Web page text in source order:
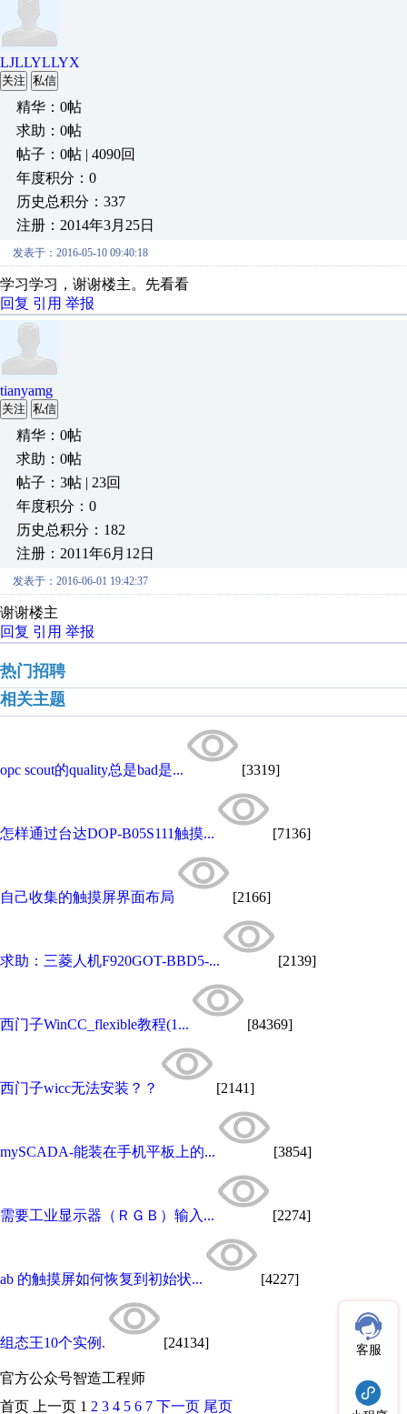
LJLLYLLYX
关注 私信
精华：0帖
求助：0帖
帖子：0帖 | 4090回
年度积分：0
历史总积分：337
注册：2014年3月25日
发表于：2016-05-10 09:40:18
学习学习，谢谢楼主。先看看
回复 引用 举报
tianyamg
关注 私信
精华：0帖
求助：0帖
帖子：3帖 | 23回
年度积分：0
历史总积分：182
注册：2011年6月12日
发表于：2016-06-01 19:42:37
谢谢楼主
回复 引用 举报
热门招聘
相关主题
opc scout的quality总是bad是... [3319]
怎样通过台达DOP-B05S111触摸... [7136]
自己收集的触摸屏界面布局 [2166]
求助：三菱人机F920GOT-BBD5-... [2139]
西门子WinCC_flexible教程(1... [84369]
西门子wicc无法安装？？ [2141]
mySCADA-能装在手机平板上的... [3854]
需要工业显示器（ＲＧＢ）输入... [2274]
ab 的触摸屏如何恢复到初始状... [4227]
组态王10个实例. [24134]
官方公众号智造工程师
客服
首页 上一页 1 2 3 4 5 6 7 下一页 尾页